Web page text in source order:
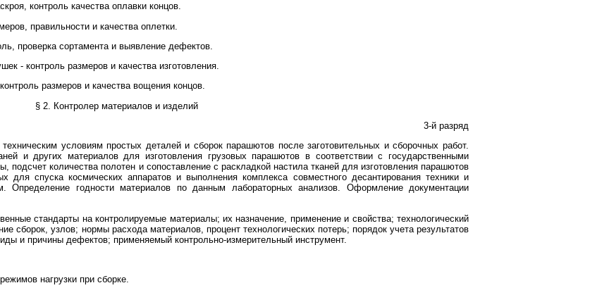
контроль качества оплавки концов.
правильности и качества оплетки.
проверка сортамента и выявление дефектов.
- контроль размеров и качества изготовления.
размеров и качества вощения концов.
§ 2. Контролер материалов и изделий
3-й разряд
условиям простых деталей и сборок парашютов после заготовительных и сборочных работ.
и других материалов для изготовления грузовых парашютов в соответствии с государственными
количества полотен и сопоставление с раскладкой настила тканей для изготовления парашютов
для спуска космических аппаратов и выполнения комплекса совместного десантирования техники и
Определение годности материалов по данным лабораторных анализов. Оформление документации
стандарты на контролируемые материалы; их назначение, применение и свойства; технологический
сборок, узлов; нормы расхода материалов, процент технологических потерь; порядок учета результатов
и причины дефектов; применяемый контрольно-измерительный инструмент.
нагрузки при сборке.